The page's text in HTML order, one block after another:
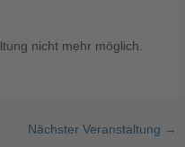
nicht mehr möglich.
Nächster Veranstaltung →